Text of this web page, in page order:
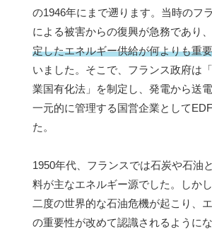
の1946年にまで遡ります。当時のフ
による被害からの復興が急務であり
定したエネルギー供給が何よりも重要
いました。そこで、フランス政府は
業国有化法」を制定し、発電から送
一元的に管理する国営企業として
た。
1950年代、フランスでは石炭や石油
料が主なエネルギー源でした。しか
二度の世界的な石油危機が起こり、
の重要性が改めて認識されるように